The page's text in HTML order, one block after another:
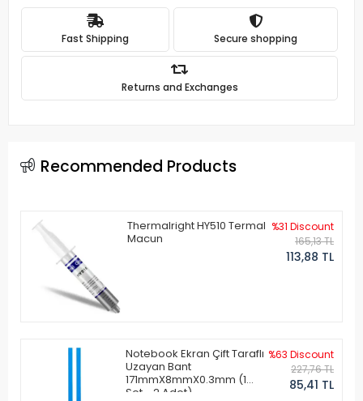
Fast Shipping Secure shopping
Returns and Exchanges
Recommended Products
Thermalright HY510 Termal
Macun
%31 Discount
165,13 TL
113,88 TL
Notebook Ekran Çift Taraflı
Uzayan Bant
171mmX8mmX0.3mm (1
Set - 2 Adet)
%63 Discount
227,76 TL
85,41 TL